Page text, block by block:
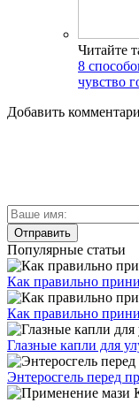
Читайте
8
чувство
Добавить
Популярные статьи
Как правильно
Как правильно
Глазные капли для
Энтеросгель перед